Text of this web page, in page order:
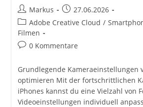
Beitrags-
Autor:
Markus
Beitrag
veröffentlicht:
27.06.2026
Beitrags-
Kategorie:
Adobe Creative Cloud /
Filmen
Beitrags-
0 Kommentare
Grundlegende Kameraeinstellungen
optimieren Mit der fortschrittlichen
iPhones kannst du eine Vielzahl von
Videoeinstellungen individuell